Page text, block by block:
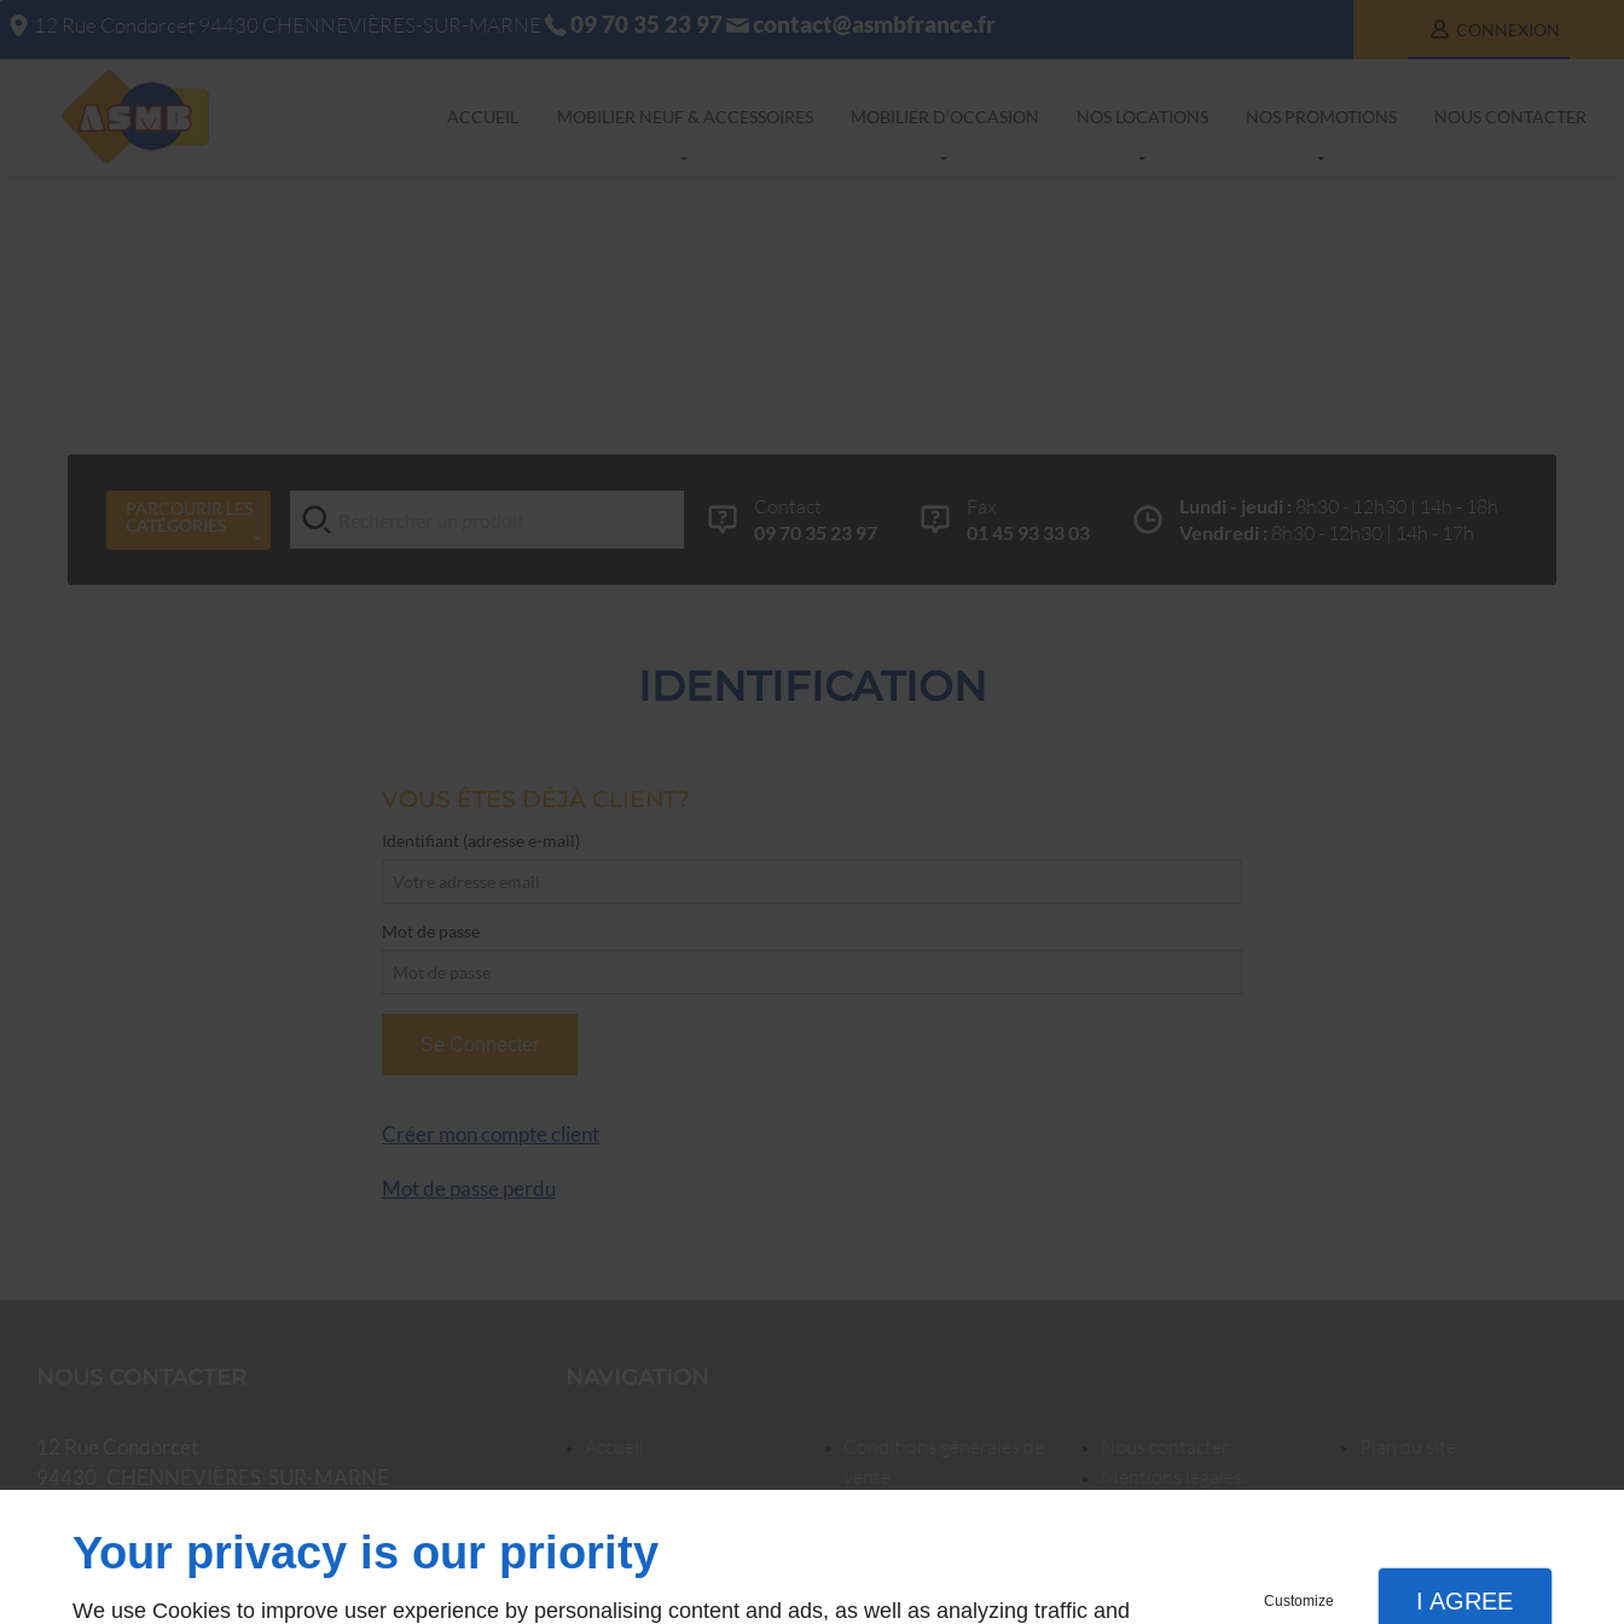
12 Rue Condorcet 94430 CHENNEVIÈRES-SUR-MARNE 09 70 35 23 97 contact@asmbfrance.fr CONNEXION
ACCUEIL MOBILIER NEUF & ACCESSOIRES MOBILIER D'OCCASION NOS LOCATIONS NOS PROMOTIONS NOUS CONTACTER
PARCOURIR LES
CATÉGORIES
Contact
09 70 35 23 97
Fax
01 45 93 33 03
Lundi - jeudi : 8h30 - 12h30 | 14h - 18h
Vendredi : 8h30 - 12h30 | 14h - 17h
IDENTIFICATION
VOUS ÊTES DÉJÀ CLIENT?
Identifiant (adresse e-mail)
Mot de passe
Créer mon compte client
Mot de passe perdu
EN SAVOIR PLUS
NOS CATÉGORIES
Your privacy is our priority
We use Cookies to improve user experience by personalising content and ads, as well as analyzing traffic and Customize I AGREE